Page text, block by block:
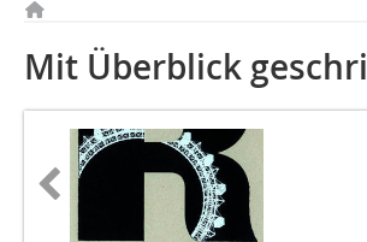
Mit Überblick